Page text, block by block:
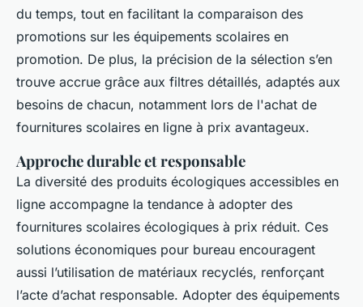
du temps, tout en facilitant la comparaison des
promotions sur les équipements scolaires en
promotion. De plus, la précision de la sélection s’en
trouve accrue grâce aux filtres détaillés, adaptés aux
besoins de chacun, notamment lors de l'achat de
fournitures scolaires en ligne à prix avantageux.
Approche durable et responsable
La diversité des produits écologiques accessibles en
ligne accompagne la tendance à adopter des
fournitures scolaires écologiques à prix réduit. Ces
solutions économiques pour bureau encouragent
aussi l’utilisation de matériaux recyclés, renforçant
l’acte d’achat responsable. Adopter des équipements